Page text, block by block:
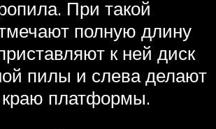
При такой
полную длину
к ней диск
пилы и слева делают
краю платформы.